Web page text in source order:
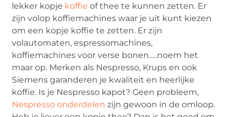
lekker kopje koffie of thee te kunnen zetten. Er
zijn volop koffiemachines waar je uit kunt kiezen
om een kopje koffie te zetten. Er zijn
volautomaten, espressomachines,
koffiemachines voor verse bonen…..noem het
maar op. Merken als Nespresso, Krups en ook
Siemens garanderen je kwaliteit en heerlijke
koffie. Is je Nespresso kapot? Geen probleem,
Nespresso onderdelen zijn gewoon in de omloop.